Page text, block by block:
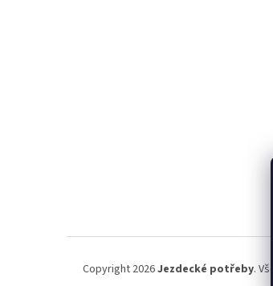
Copyright 2026Jezdecké potřeby.